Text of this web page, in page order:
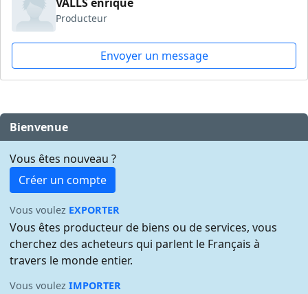
Producteur
Envoyer un message
Bienvenue
Vous êtes nouveau ?
Créer un compte
Vous voulez EXPORTER
Vous êtes producteur de biens ou de services, vous
cherchez des acheteurs qui parlent le Français à
travers le monde entier.
Vous voulezIMPORTER